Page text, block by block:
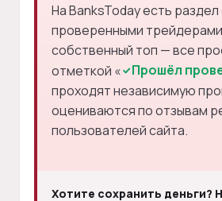
На BanksToday есть раздел
проверенными
собственный топ — все
отметкой «
Прошёл
проходят независимую
оцениваются по отзывам
пользователей сайта.
Хотите сохранить деньги?